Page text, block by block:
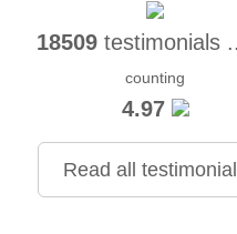
18509 testimonials
counting
4.97
Read all